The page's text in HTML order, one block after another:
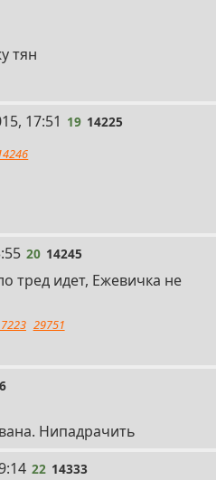
тян
17:51 19 14225
20 14245
тред идет, Ежевичка не
29751
Нипадрачить
22 14333